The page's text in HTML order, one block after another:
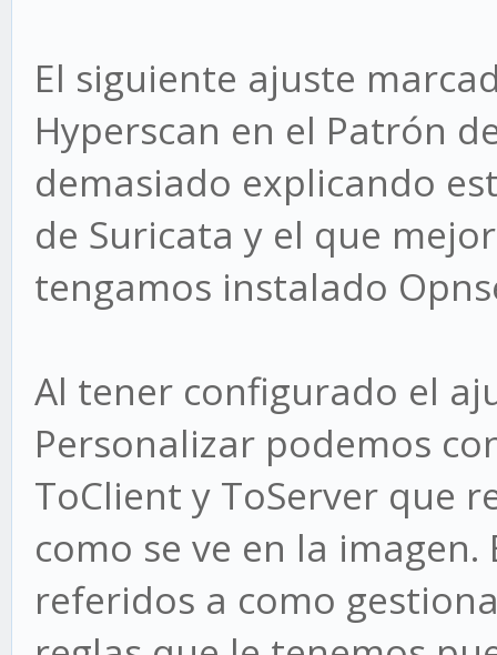
El siguiente ajuste
Hyperscan en el Patrón
demasiado explicando
de Suricata y el que
tengamos instalado
Al tener configurado el
Personalizar podemos
ToClient y ToServer que
como se ve en la
referidos a como